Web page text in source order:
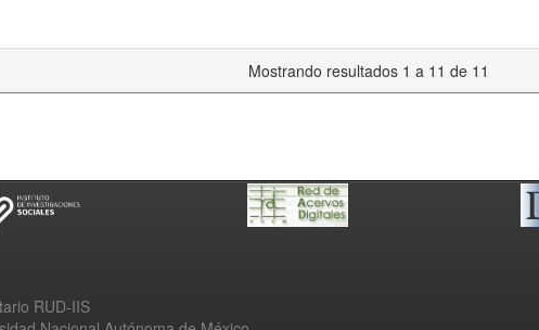
Mostrando resultados 1 a 11 de 11
RUD-IIS